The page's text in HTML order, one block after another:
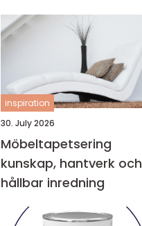
ekonomi
inspiration
30. July 2026
Möbeltapetsering
kunskap, hantverk och
hållbar inredning